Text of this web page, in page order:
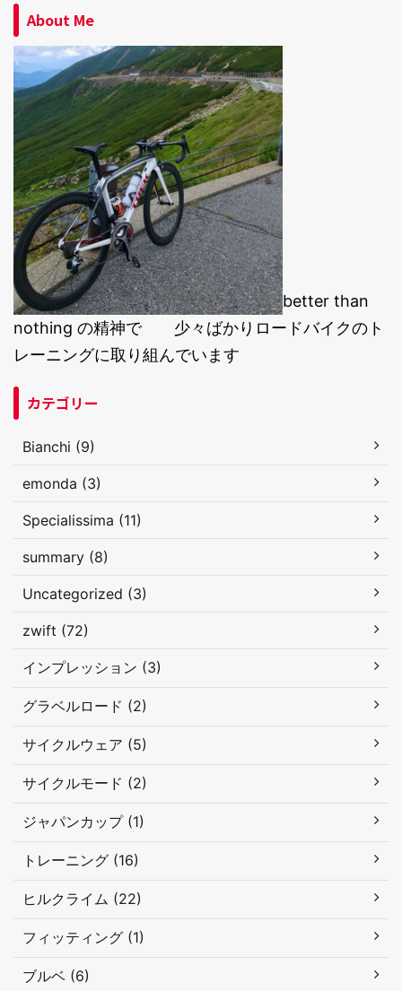
About Me
better than
nothing の精神で 少々ばかりロードバイクのト
レーニングに取り組んでいます
カテゴリー
Bianchi (9)
emonda (3)
Specialissima (11)
summary (8)
Uncategorized (3)
zwift (72)
インプレッション (3)
グラベルロード (2)
サイクルウェア (5)
サイクルモード (2)
ジャパンカップ (1)
トレーニング (16)
ヒルクライム (22)
フィッティング (1)
ブルベ (6)